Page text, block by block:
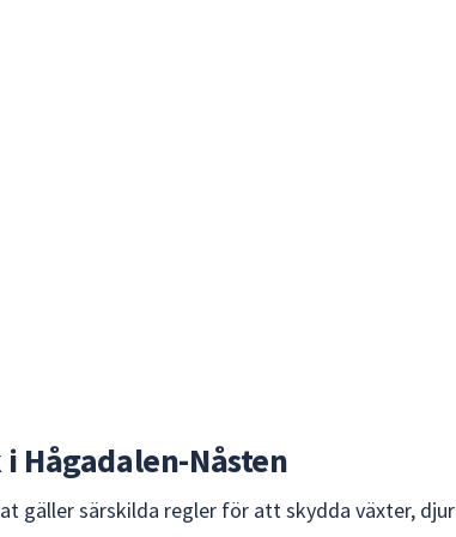
Hågadalen-Nåsten
gäller särskilda regler för att skydda växter, djur